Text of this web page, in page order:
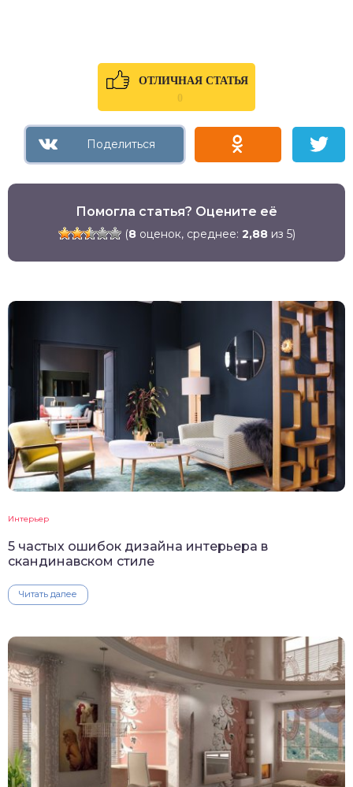
ОТЛИЧНАЯ СТАТЬЯ
0
Помогла статья? Оцените её
(8оценок, среднее: 2,88из 5)
Интерьер
5 частых ошибок дизайна интерьера в
скандинавском стиле
Читать далее